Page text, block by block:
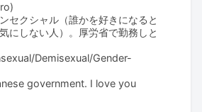
セクシャル（誰かを好きになると
にしない人）。厚労省で勤務しと
Demisexual/Gender-
government. I love you